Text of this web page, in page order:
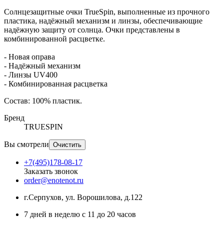
Солнцезащитные очки TrueSpin, выполненные из прочного
пластика, надёжный механизм и линзы, обеспечивающие
надёжную защиту от солнца. Очки представлены в
комбинированной расцветке.
- Новая оправа
- Надёжный механизм
- Линзы UV400
- Комбинированная расцветка
Состав: 100% пластик.
Бренд
TRUESPIN
Вы смотрели Очистить
+7(495)178-08-17
Заказать звонок
order@enotenot.ru
г.Серпухов, ул. Ворошилова, д.122
7 дней в неделю с 11 до 20 часов